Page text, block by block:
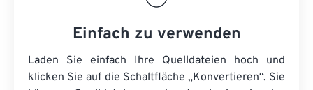
Einfach zu verwenden
Laden Sie einfach Ihre Quelldateien hoch und
klicken Sie auf die Schaltfläche „Konvertieren“. Sie